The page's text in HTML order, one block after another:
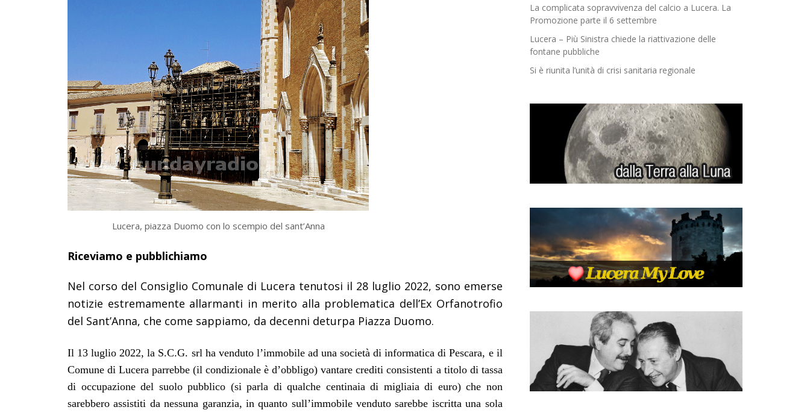
Lucera, piazza Duomo con lo scempio del sant’Anna
Riceviamo e pubblichiamo
Nel corso del Consiglio Comunale di Lucera tenutosi il 28 luglio 2022, sono emerse
notizie estremamente allarmanti in merito alla problematica dell’Ex Orfanotrofio
del Sant’Anna, che come sappiamo, da decenni deturpa Piazza Duomo.
Il 13 luglio 2022, la S.C.G. srl ha venduto l’immobile ad una società di informatica di Pescara, e il
Comune di Lucera parrebbe (il condizionale è d’obbligo) vantare crediti consistenti a titolo di tassa
di occupazione del suolo pubblico (si parla di qualche centinaia di migliaia di euro) che non
sarebbero assistiti da nessuna garanzia, in quanto sull’immobile venduto sarebbe iscritta una sola
La complicata sopravvivenza del calcio a Lucera. La
Promozione parte il 6 settembre
Lucera – Più Sinistra chiede la riattivazione delle
fontane pubbliche
Si è riunita l’unità di crisi sanitaria regionale